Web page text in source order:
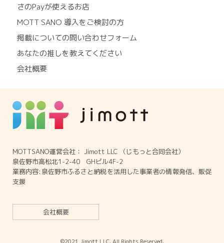
MOTTSANO運営会社： Jimott LLC （じもっと合同会社）
泉佐野市高松北1-2-40 GHビル4F-2
業務内容:泉佐野市ふるさと納税を活用した事業者の情報発信、販促
支援
会社概要
さのPayが使えるお店
MOTT SANO 導入をご検討の方
掲載についての問い合わせフォーム
あなたの推しを教えてください
会社概要
©2021 Jimott LLC. All Rights Reserved.